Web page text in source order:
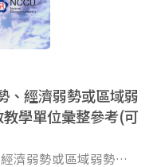
、經濟弱勢或區域弱
學單位彙整參考(可
濟弱勢或區域弱勢等